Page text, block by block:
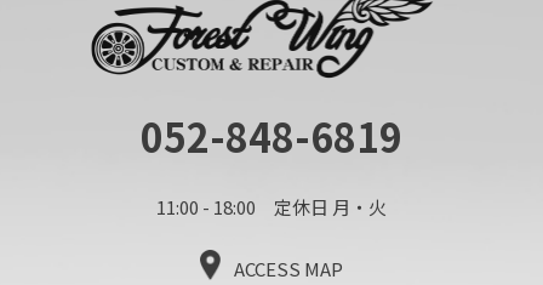
052-848-6819
11:00 - 18:00 定休日 月・火
ACCESS MAP